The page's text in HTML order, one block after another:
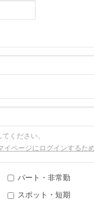
ください。
ページにログインするた
パート・非常勤
スポット・短期